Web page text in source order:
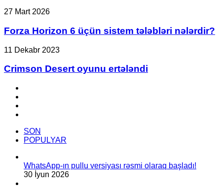
ölçüsü
çıxdı!
Forza
6
üçün
sistem
tələbləri
nələrdir?
27 Mart 2026
Forza Horizon 6 üçün sistem tələbləri nələrdir?
Crimson
oyunu
11 Dekabr 2023
Crimson Desert oyunu ertələndi
SON
POPULYAR
WhatsApp-ın pullu versiyası rəsmi olaraq başladı!
30 İyun 2026